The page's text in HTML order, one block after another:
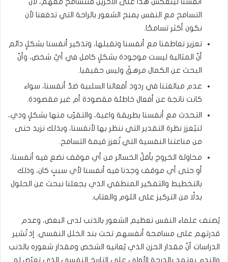
التسامح مع النفس يمنح الشعور بالراحة التي تدفعنا لأن
نكون أكثر تسامحًا.
تعزيز تعاطفنا مع أنفسنا وتقبلها، وتذكير أنفسنا بشكلٍ دائم
أنّ المثالية ليست موجودة بشكلٍ كامل في أيّ شخص، وأنّ
البحث عن الكمال مرهقٌ وليس حقيقيا.
عدم مبالغتنا في ردود أفعالنا السلبية ضدّ أنفسنا، سواء
كانت ناتجة عن أفعال خاطئة مقصودة أم غير مقصودة.
التحدث مع أنفسنا بطريقة واعية، والتقرّب منها بشكلٍ ودي،
لنيُعزز نظرة التقدير التي ننظر بها لأنفسنا، وبذلك نزيد حتى
من مناعتنا النفسية التي تُعزز قيمة التسامح.
محاولة الخروج بأقلّ الخسائر من أي موقف نضع فيه أنفسنا،
أو حتى أي موقف وجدنا فيه أنفسنا لأي سببٍ كان، وذلك
بالتخطيط والتفكير المنطقي الذي يجعلنا نبحث عن الحلول
بدلًا من التركيز على اللوم والعتاب.
يُصنف علماء النفس تعظيم الشعور بالذنب لدى البعض، وعدم
قدرتهم على مسامحة أنفسهم تحت بند الخلل النفسي. إذ تُشير
الدراسات أنّ مقدار الحزن الذي يُعانيه الشخص ومقدار شعوره بالذنب
والندم يعتمد بالدرجة الأولى على التاريخ النفسي الذي تعرّض له